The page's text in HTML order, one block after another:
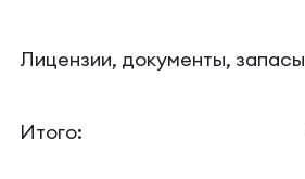
Лицензии, документы, запасы
Итого: